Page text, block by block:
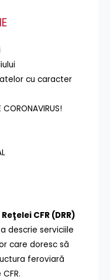
cu caracter
CORONAVIRUS!
CFR (DRR)
descrie serviciile
care doresc să
feroviară